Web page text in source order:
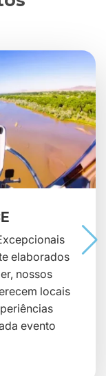
elaborados
nossos
locais
evento